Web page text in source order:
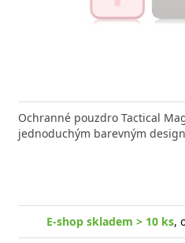
Ochranné pouzdro Tactical
jednoduchým barevným
E-shop skladem > 10 ks,